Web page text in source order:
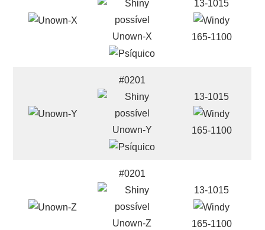
Unown-X
13-1015
165-1100
#0201
Unown-Y
13-1015
165-1100
#0201
Unown-Z
13-1015
165-1100